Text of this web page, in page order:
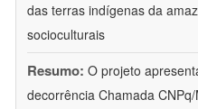
das terras indígenas da
socioculturais
Resumo: O projeto
decorrência Chamada